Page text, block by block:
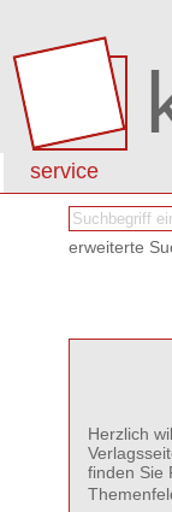
service
erweiterte
Herzlich
finden Sie